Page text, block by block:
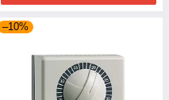
–10%